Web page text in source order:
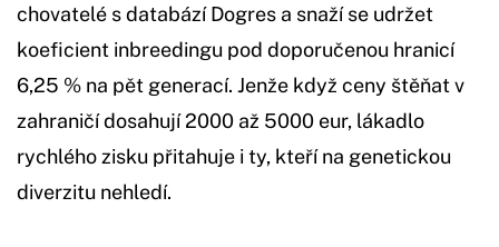
chovatelé s databází Dogres a snaží se udržet
koeficient inbreedingu pod doporučenou hranicí
6,25 % na pět generací. Jenže když ceny štěňat v
zahraničí dosahují 2000 až 5000 eur, lákadlo
rychlého zisku přitahuje i ty, kteří na genetickou
diverzitu nehledí.